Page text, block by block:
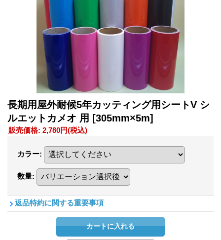
長期用屋外耐候5年カッティング用シートV シ
ルエットカメオ 用 [305mm×5m]
販売価格: 2,780円(税込)
カラー:
数量:
返品特約に関する重要事項